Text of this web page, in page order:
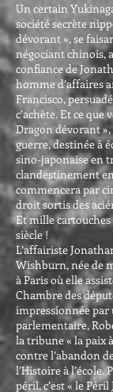
Un certain
société secrète
dévorant », se
négociant chinois,
confiance de
homme d’affaires
Francisco,
c’achète. Et ce que
Dragon dévorant »,
guerre, destinée à
sino-japonaise en
clandestinement
commencera par
droit sortis des
Et mille cartouches
siècle !
L’affairiste
Wishburn, née de
à Paris où elle
Chambre des
impressionnée par
parlementaire,
la tribune « la paix
contre l’abandon
l’Histoire à l’école.
péril, c’est « le Péril